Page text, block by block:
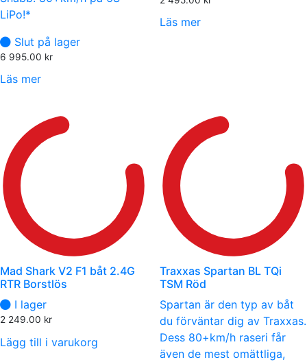
LiPo!*
Slut på lager
6 995.00 kr
Läs mer
Läs mer
Mad Shark V2 F1 båt 2.4G
RTR Borstlös
I lager
2 249.00 kr
Lägg till i varukorg
Traxxas Spartan BL TQi
TSM Röd
Spartan är den typ av båt
du förväntar dig av Traxxas.
Dess 80+km/h raseri får
även de mest omättliga,